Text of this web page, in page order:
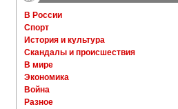
В России
Спорт
История и культура
Скандалы и происшествия
В мире
Экономика
Война
Разное